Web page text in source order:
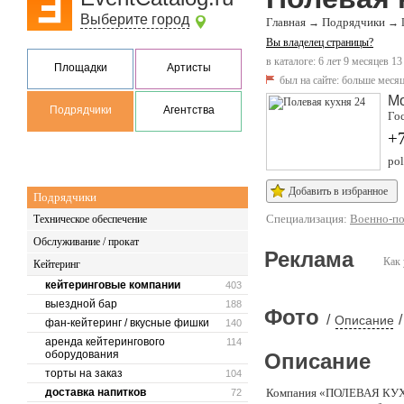
Выберите город
Площадки Артисты
Подрядчики Агентства
Подрядчики
Техническое обеспечение
Обслуживание / прокат
Кейтеринг
403
кейтеринговые компании
188
выездной бар
140
фан-кейтеринг / вкусные фишки
114
аренда кейтерингового
оборудования
104
торты на заказ
72
доставка напитков
Главная → Подрядчики →
Вы владелец страницы?
в каталоге: 6 лет 9 месяцев
был на сайте: больше
Добавить в избранное
Специализация: Военно-
Как
Реклама
Фото / Описание /
Описание
Компания «ПОЛЕВАЯ